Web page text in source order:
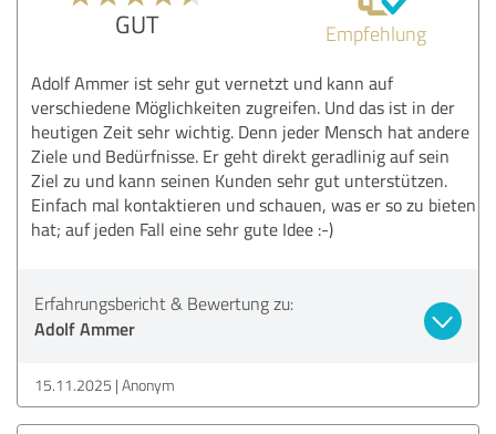
Bewertung anzeigen
GUT Empfehlung
Adolf Ammer ist sehr gut vernetzt und kann auf
verschiedene Möglichkeiten zugreifen. Und das ist in der
heutigen Zeit sehr wichtig. Denn jeder Mensch hat andere
Ziele und Bedürfnisse. Er geht direkt geradlinig auf sein
Ziel zu und kann seinen Kunden sehr gut unterstützen.
Einfach mal kontaktieren und schauen, was er so zu bieten
hat; auf jeden Fall eine sehr gute Idee :-)
Erfahrungsbericht & Bewertung zu:
Adolf Ammer
15.11.2025 Anonym